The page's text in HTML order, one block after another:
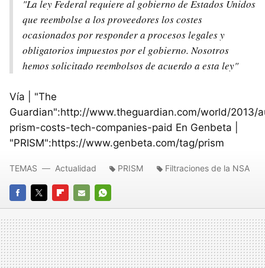
"La ley Federal requiere al gobierno de Estados Unidos
que reembolse a los proveedores los costes
ocasionados por responder a procesos legales y
obligatorios impuestos por el gobierno. Nosotros
hemos solicitado reembolsos de acuerdo a esta ley"
Vía | "The
Guardian":http://www.theguardian.com/world/2013/
prism-costs-tech-companies-paid En Genbeta |
"PRISM":https://www.genbeta.com/tag/prism
FACEBOOK
TWITTERFLIPBOARD
E-
MAIL
WHATSAPP
TEMAS Actualidad PRISM Filtraciones de la NSA